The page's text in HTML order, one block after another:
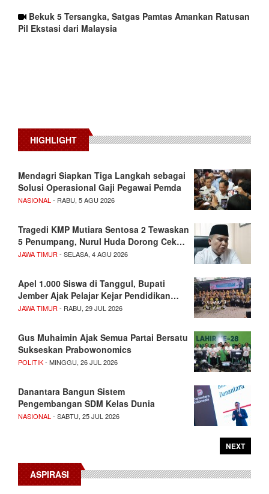
Bekuk 5 Tersangka, Satgas Pamtas Amankan Ratusan
Pil Ekstasi dari Malaysia
HIGHLIGHT
Mendagri Siapkan Tiga Langkah sebagai
Solusi Operasional Gaji Pegawai Pemda
NASIONAL - RABU, 5 AGU 2026
Tragedi KMP Mutiara Sentosa 2 Tewaskan
5 Penumpang, Nurul Huda Dorong Cek…
JAWA TIMUR - SELASA, 4 AGU 2026
Apel 1.000 Siswa di Tanggul, Bupati
Jember Ajak Pelajar Kejar Pendidikan…
JAWA TIMUR - RABU, 29 JUL 2026
Gus Muhaimin Ajak Semua Partai Bersatu
Sukseskan Prabowonomics
POLITIK- MINGGU, 26 JUL 2026
Danantara Bangun Sistem
Pengembangan SDM Kelas Dunia
NASIONAL - SABTU, 25 JUL 2026
NEXT
ASPIRASI